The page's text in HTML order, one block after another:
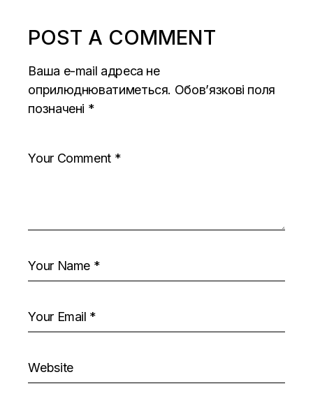
POST A COMMENT
Ваша e-mail адреса не
оприлюднюватиметься. Обов’язкові поля
позначені *